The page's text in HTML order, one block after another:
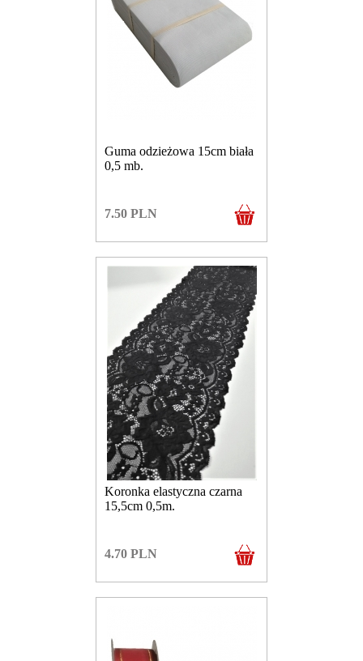
Guma odzieżowa 15cm biała
0,5 mb.
7.50 PLN
Koronka elastyczna czarna
15,5cm 0,5m.
4.70 PLN